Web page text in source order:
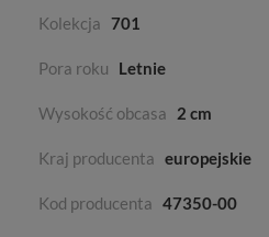
Kolekcja 701
Pora roku Letnie
Wysokość obcasa 2 cm
Kraj producenta europejskie
Kod producenta 47350-00